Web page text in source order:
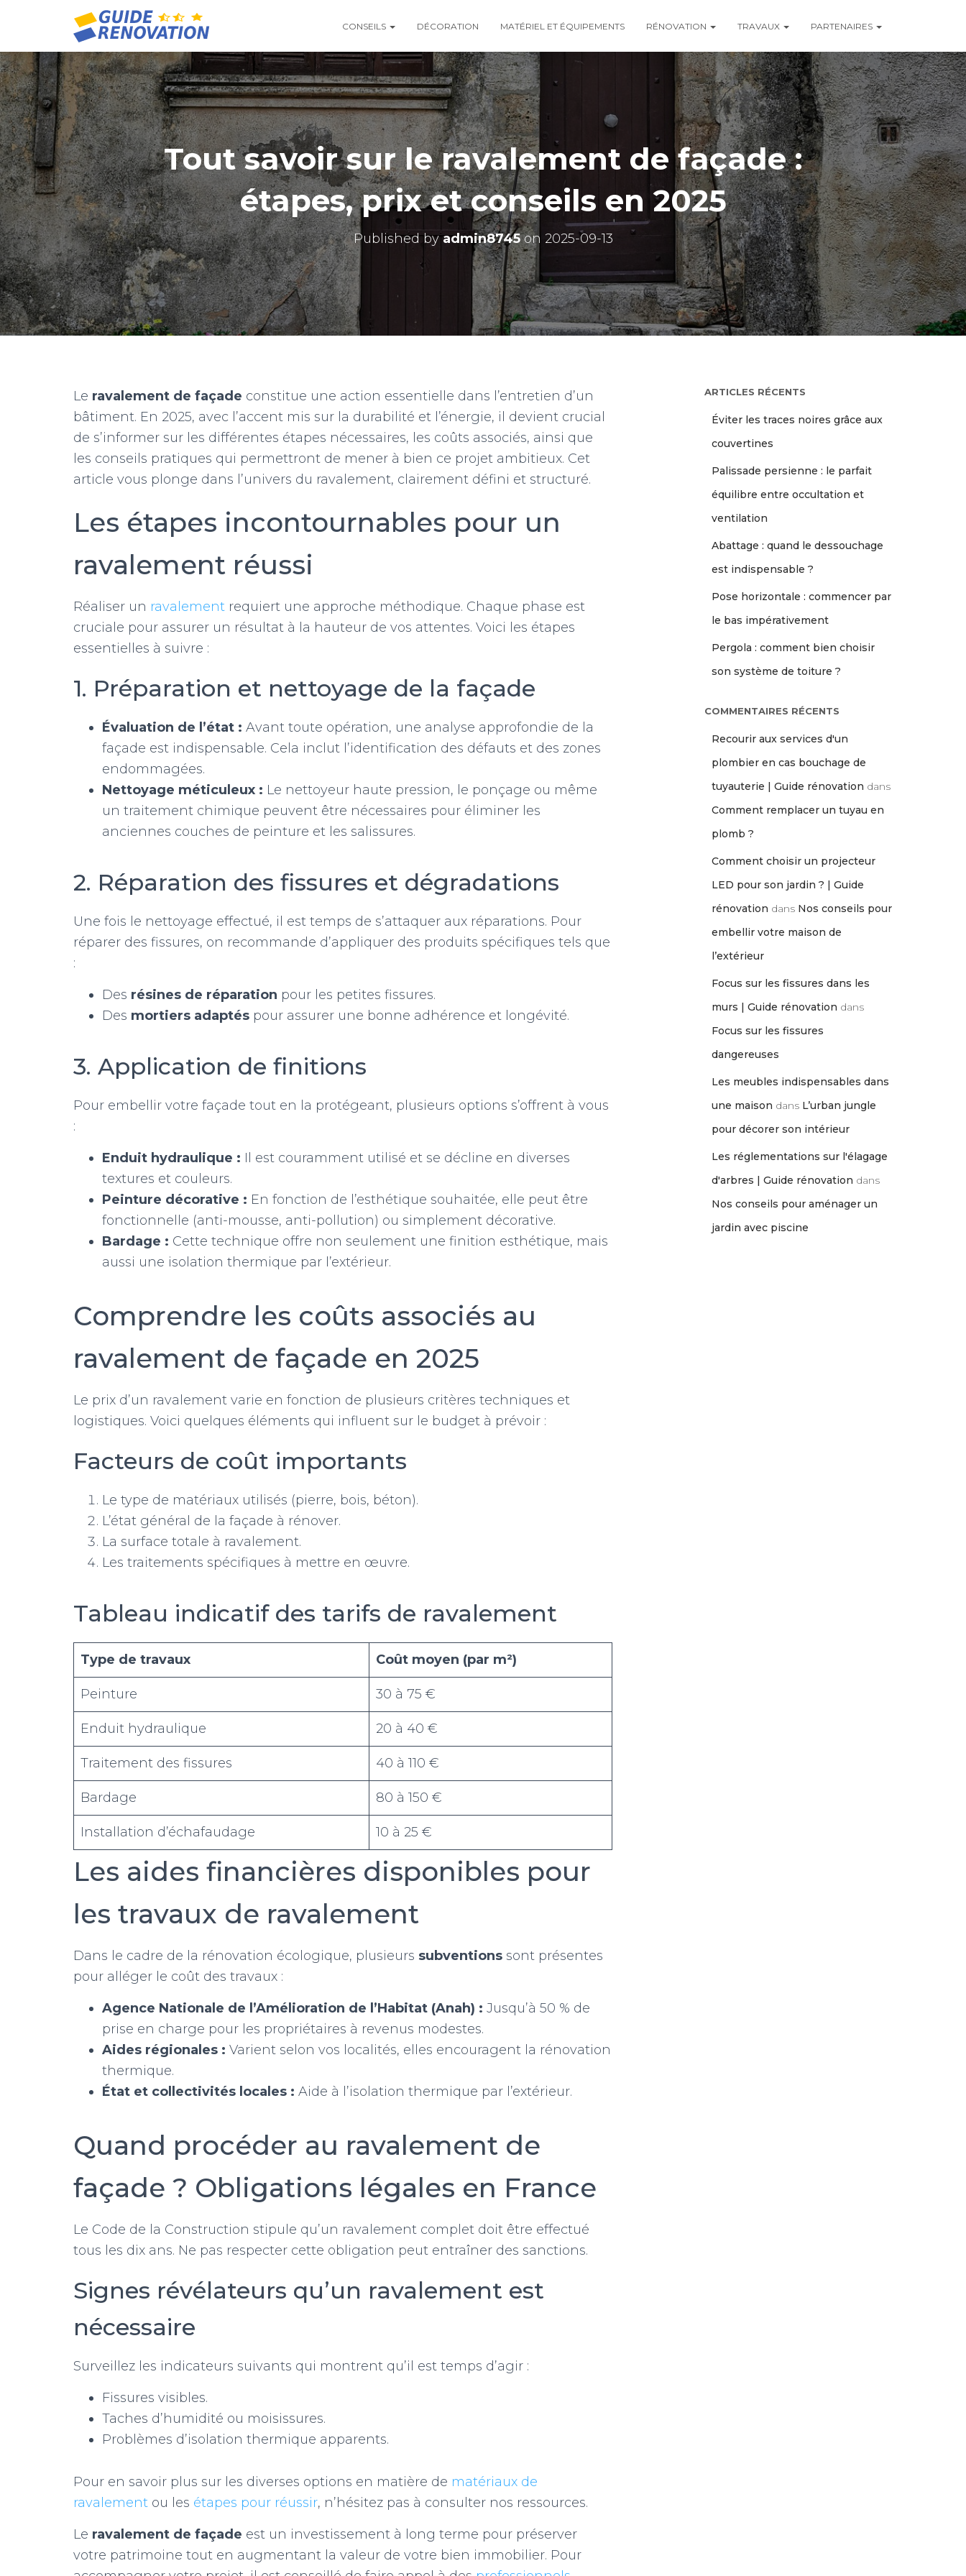
CONSEILS DÉCORATION MATÉRIEL ET ÉQUIPEMENTS RÉNOVATION TRAVAUX PARTENAIRES
Tout savoir sur le ravalement de façade :
étapes, prix et conseils en 2025
Published byadmin8745on 2025-09-13
Le ravalement de façade constitue une action essentielle dans l’entretien d’un
bâtiment. En 2025, avec l’accent mis sur la durabilité et l’énergie, il devient crucial
de s’informer sur les différentes étapes nécessaires, les coûts associés, ainsi que
les conseils pratiques qui permettront de mener à bien ce projet ambitieux. Cet
article vous plonge dans l’univers du ravalement, clairement défini et structuré.
Les étapes incontournables pour un
ravalement réussi
Réaliser un ravalement requiert une approche méthodique. Chaque phase est
cruciale pour assurer un résultat à la hauteur de vos attentes. Voici les étapes
essentielles à suivre :
1. Préparation et nettoyage de la façade
Évaluation de l’état : Avant toute opération, une analyse approfondie de la
façade est indispensable. Cela inclut l’identification des défauts et des zones
endommagées.
Nettoyage méticuleux : Le nettoyeur haute pression, le ponçage ou même
un traitement chimique peuvent être nécessaires pour éliminer les
anciennes couches de peinture et les salissures.
2. Réparation des fissures et dégradations
Une fois le nettoyage effectué, il est temps de s’attaquer aux réparations. Pour
réparer des fissures, on recommande d’appliquer des produits spécifiques tels que
:
Des résines de réparation pour les petites fissures.
Des mortiers adaptés pour assurer une bonne adhérence et longévité.
3. Application de finitions
Pour embellir votre façade tout en la protégeant, plusieurs options s’offrent à vous
:
Enduit hydraulique : Il est couramment utilisé et se décline en diverses
textures et couleurs.
Peinture décorative : En fonction de l’esthétique souhaitée, elle peut être
fonctionnelle (anti-mousse, anti-pollution) ou simplement décorative.
Bardage : Cette technique offre non seulement une finition esthétique, mais
aussi une isolation thermique par l’extérieur.
Comprendre les coûts associés au
ravalement de façade en 2025
Le prix d’un ravalement varie en fonction de plusieurs critères techniques et
logistiques. Voici quelques éléments qui influent sur le budget à prévoir :
Facteurs de coût importants
Le type de matériaux utilisés (pierre, bois, béton).
L’état général de la façade à rénover.
La surface totale à ravalement.
Les traitements spécifiques à mettre en œuvre.
Tableau indicatif des tarifs de ravalement
Type de travaux Coût moyen (par m²)
Peinture 30 à 75 €
Enduit hydraulique 20 à 40 €
Traitement des fissures 40 à 110 €
Bardage 80 à 150 €
Installation d’échafaudage 10 à 25 €
Les aides financières disponibles pour
les travaux de ravalement
Dans le cadre de la rénovation écologique, plusieurs subventions sont présentes
pour alléger le coût des travaux :
Agence Nationale de l’Amélioration de l’Habitat (Anah) : Jusqu’à 50 % de
prise en charge pour les propriétaires à revenus modestes.
Aides régionales : Varient selon vos localités, elles encouragent la rénovation
thermique.
État et collectivités locales : Aide à l’isolation thermique par l’extérieur.
Quand procéder au ravalement de
façade ? Obligations légales en France
Le Code de la Construction stipule qu’un ravalement complet doit être effectué
tous les dix ans. Ne pas respecter cette obligation peut entraîner des sanctions.
Signes révélateurs qu’un ravalement est
nécessaire
Surveillez les indicateurs suivants qui montrent qu’il est temps d’agir :
Fissures visibles.
Taches d’humidité ou moisissures.
Problèmes d’isolation thermique apparents.
Pour en savoir plus sur les diverses options en matière de matériaux de
ravalement ou les étapes pour réussir, n’hésitez pas à consulter nos ressources.
Le ravalement de façade est un investissement à long terme pour préserver
votre patrimoine tout en augmentant la valeur de votre bien immobilier. Pour
ARTICLES RÉCENTS
Éviter les traces noires grâce aux
couvertines
Palissade persienne : le parfait
équilibre entre occultation et
ventilation
Abattage : quand le dessouchage
est indispensable ?
Pose horizontale : commencer par
le bas impérativement
Pergola : comment bien choisir
son système de toiture ?
COMMENTAIRES RÉCENTS
Recourir aux services d'un
plombier en cas bouchage de
tuyauterie | Guide rénovation dans
Comment remplacer un tuyau en
plomb ?
Comment choisir un projecteur
LED pour son jardin ? | Guide
rénovation dans Nos conseils pour
embellir votre maison de
l’extérieur
Focus sur les fissures dans les
murs | Guide rénovation dans
Focus sur les fissures
dangereuses
Les meubles indispensables dans
une maison dans L’urban jungle
pour décorer son intérieur
Les réglementations sur l'élagage
d'arbres | Guide rénovation dans
Nos conseils pour aménager un
jardin avec piscine